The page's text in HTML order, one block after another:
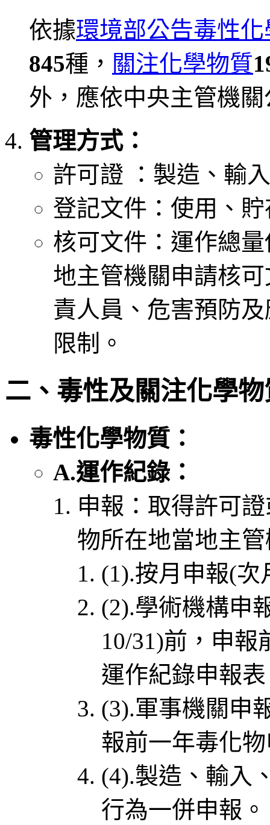
依據環境部公告毒性
845種， 關注化學物質
外，應依中央主管機
管理方式：
許可證 ：製造、輸
登記文件：使用、
核可文件：運作總
地主管機關申請核
責人員、危害預防
限制。
二、毒性及關注化學
毒性化學物質：
A.運作紀錄：
申報：取得許可
物所在地當地主
(1).按月申報(次
(2).學術機構申
10/31)前，申
運作紀錄申報
(3).軍事機關申
報前一年毒化
(4).製造、輸入
行為一併申報。